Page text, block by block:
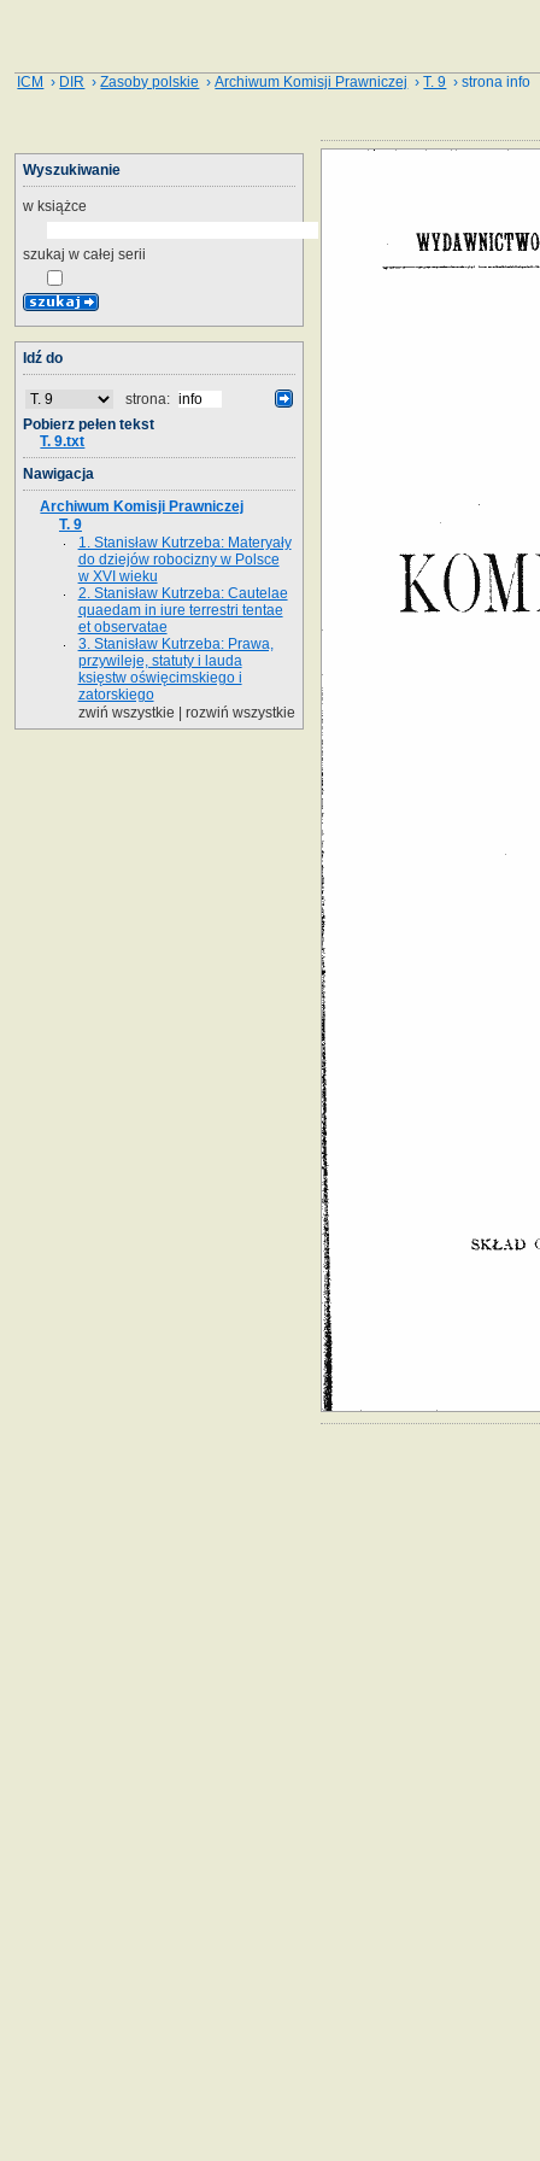
ICM › DIR ›Zasoby polskie ›Archiwum Komisji Prawniczej ›T. 9 › strona info
Wyszukiwanie
w książce
szukaj w całej serii
Idź do
strona:
Pobierz pełen tekst
T. 9.txt
Nawigacja
Archiwum Komisji Prawniczej
T. 9
1. Stanisław Kutrzeba: Materyały
do dziejów robocizny w Polsce
w XVI wieku
2. Stanisław Kutrzeba: Cautelae
quaedam in iure terrestri tentae
et observatae
3. Stanisław Kutrzeba: Prawa,
przywileje, statuty i lauda
księstw oświęcimskiego i
zatorskiego
zwiń wszystkie
rozwiń wszystkie